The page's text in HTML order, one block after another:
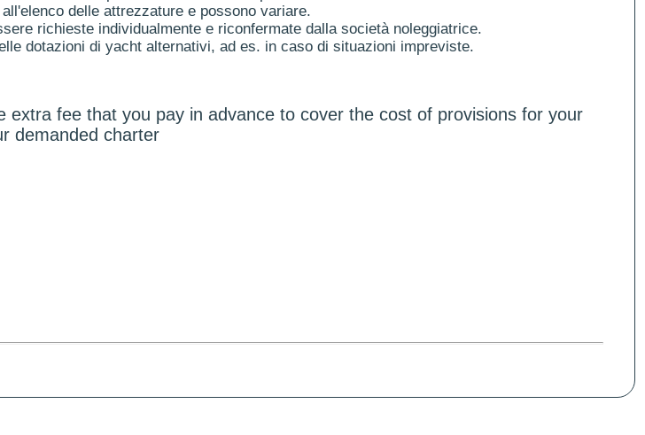
delle attrezzature e possono variare.
richieste individualmente e riconfermate dalla società noleggiatrice.
dotazioni di yacht alternativi, ad es. in caso di situazioni impreviste.
extra fee that you pay in advance to cover the cost of provisions for your
demanded charter